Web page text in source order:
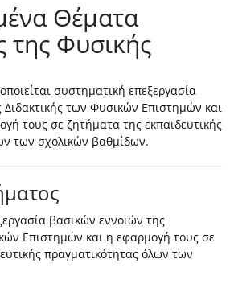
Θέματα
της Φυσικής
συστηματική επεξεργασία
των Φυσικών Επιστημών και
τους σε ζητήματα της εκπαιδευτικής
των σχολικών βαθμίδων.
βασικών εννοιών της
Επιστημών και η εφαρμογή τους σε
πραγματικότητας όλων των